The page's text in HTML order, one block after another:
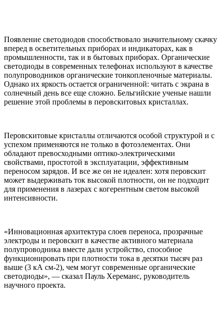
Появление светодиодов способствовало значительному скачку
вперед в осветительных приборах и индикаторах, как в
промышленности, так и в бытовых приборах. Органические
светодиоды в современных телефонах используют в качестве
полупроводников органические тонкопленочные материалы.
Однако их яркость остается ограниченной: читать с экрана в
солнечный день все еще сложно. Бельгийские ученые нашли
решение этой проблемы в перовскитовых кристаллах.
Перовскитовые кристаллы отличаются особой структурой и с
успехом применяются не только в фотоэлементах. Они
обладают превосходными оптико-электрическими
свойствами, простотой в эксплуатации, эффективным
переносом зарядов. И все же он не идеален: хотя перовскит
может выдерживать ток высокой плотности, он не подходит
для применения в лазерах с когерентным светом высокой
интенсивности.
«Инновационная архитектура слоев переноса, прозрачные
электроды и перовскит в качестве активного материала
полупроводника вместе дали устройство, способное
функционировать при плотности тока в десятки тысяч раз
выше (3 кА см-2), чем могут современные органические
светодиоды», — сказал Пауль Хереманс, руководитель
научного проекта.